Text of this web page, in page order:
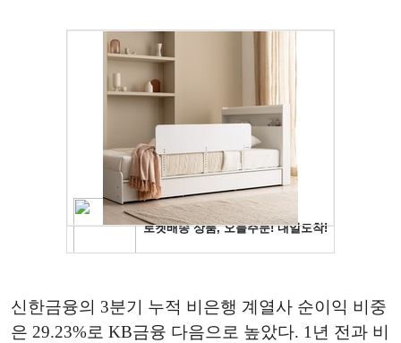
신한금융의 3분기 누적 비은행 계열사 순이익 비중
은 29.23%로 KB금융 다음으로 높았다. 1년 전과 비